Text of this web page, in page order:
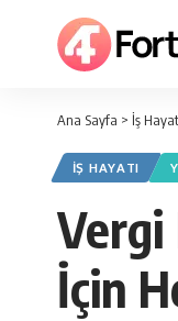
Ana Sayfa > İş
İŞ HAYATI
Vergi
İçin